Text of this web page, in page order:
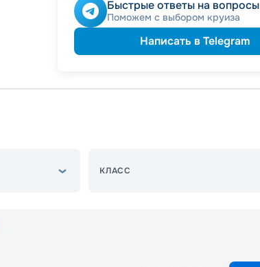
Быстрые ответы на вопросы
Поможем с выбором круиза
Написать в Telegram
КЛАСС